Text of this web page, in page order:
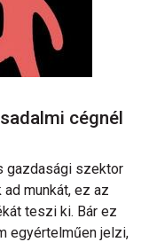
cégnél
gazdasági szektor
munkát, ez az
teszi ki. Bár ez
egyértelműen jelzi,